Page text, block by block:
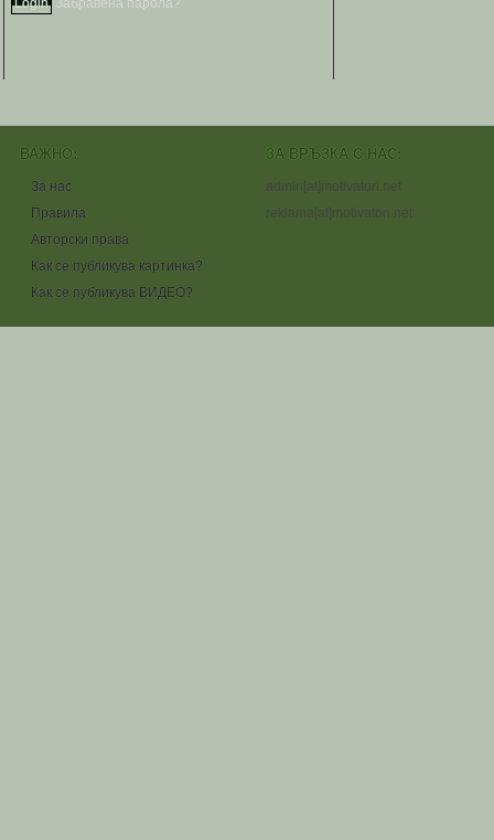
ВАЖНО:
За нас
Правила
Авторски права
Как се публикува картинка?
Как се публикува ВИДЕО?
ЗА ВРЪЗКА С НАС:
admin[at]motivatori.net
reklama[at]motivatori.net